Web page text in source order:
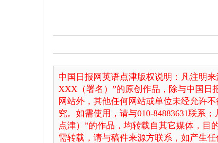
中国日报网英语点津版权说明：凡注明
XXX（署名）”的原创作品，除与中国日
网站外，其他任何网站或单位未经允许
究。如需使用，请与010-84883631联系
点津）”的作品，均转载自其它媒体，目
需转载，请与稿件来源方联系，如产生